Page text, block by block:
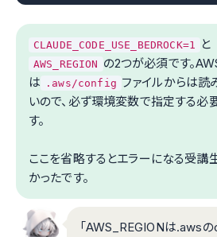
CLAUDE_CODE_USE_BEDROCK=1 と
AWS_REGION の2つが必須です。
は
.aws/config ファイルからは読
いので、必ず環境変数で指定する必
す。
ここを省略するとエラーになる受講
かったです。
「AWS_REGIONは.aws